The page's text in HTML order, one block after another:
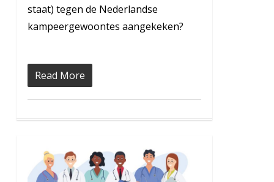
staat) tegen de Nederlandse
kampeergewoontes aangekeken?
Read More